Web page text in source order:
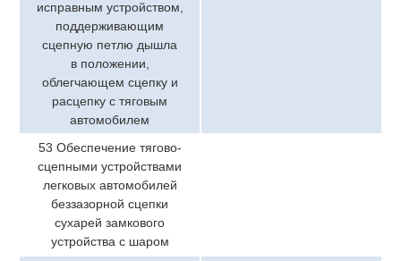
исправным устройством,
поддерживающим
сцепную петлю дышла
в положении,
облегчающем сцепку и
расцепку с тяговым
автомобилем
53 Обеспечение тягово-
сцепными устройствами
легковых автомобилей
беззазорной сцепки
сухарей замкового
устройства с шаром